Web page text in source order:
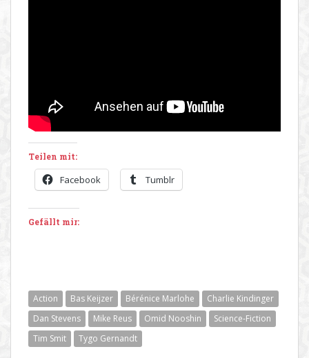
Teilen mit:
Facebook Tumblr
Gefällt mir:
Action Bas Keijzer Bérénice Marlohe
Charlie Kindinger
Dan Stevens
Mike Reus Omid Nooshin
Science-Fiction
Tim Smit
Tygo Gernandt